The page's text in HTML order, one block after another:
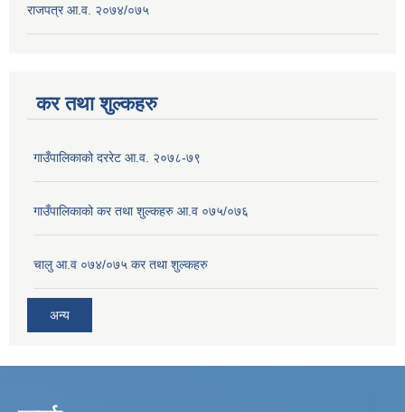
राजपत्र आ.व. २०७४/०७५
कर तथा शुल्कहरु
गाउँपालिकाको दररेट आ.व. २०७८-७९
गाउँपालिकाको कर तथा शुल्कहरु आ.व ०७५/०७६
चालु आ.व ०७४/०७५ कर तथा शुल्कहरु
अन्य